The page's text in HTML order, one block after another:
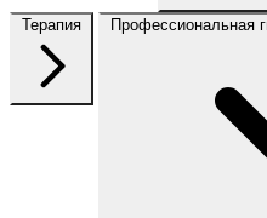
Терапия Профессиональная